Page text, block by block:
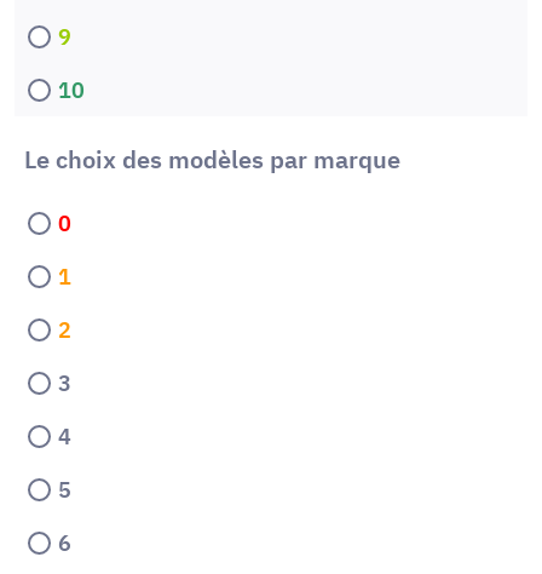
9
10
Le choix des modèles par marque
0
1
2
3
4
5
6